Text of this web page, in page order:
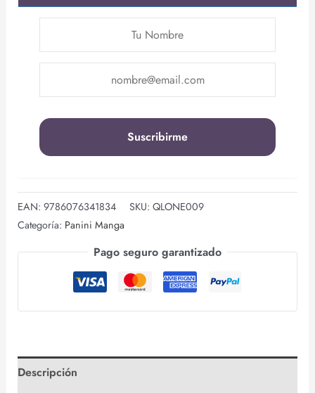
EAN: 9786076341834 SKU: QLONE009
Categoría: Panini Manga
Pago seguro garantizado
Descripción